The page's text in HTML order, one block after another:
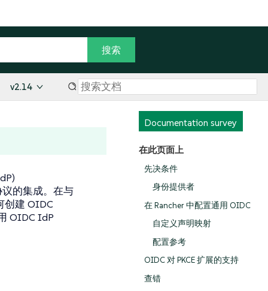
v2.14
Documentation survey
在此页面上
先决条件
身份提供者
在 Rancher 中配置通用 OIDC
自定义声明映射
配置参考
OIDC 对 PKCE 扩展的支持
查错
议的集成。在与
创建 OIDC
OIDC IdP